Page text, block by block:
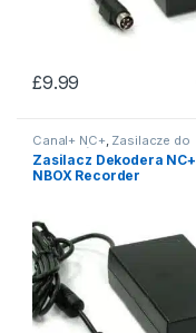
£9.99
Canal+ NC+ Zasilacze do
dekoderów
Zasilacz Dekodera NC+
NBOX Recorder